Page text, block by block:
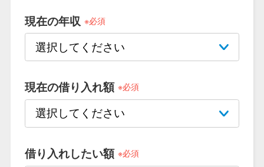
リボ払いをそのまま払いきると
損！
カードローンの見直しで40万円
得した話
最速！最短40分で借りられるカ
ードローン
現在の年収 ※必須
現在の借り入れ額 ※必須
借り入れしたい額 ※必須